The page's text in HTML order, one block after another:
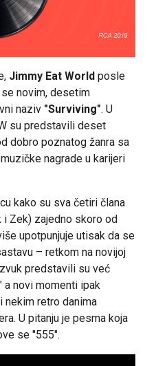
Jimmy Eat World posle
novim, desetim
naziv "Surviving". U
su predstavili deset
dobro poznatog žanra sa
nagrade u karijeri
kako su sva četiri člana
i Zek) zajedno skoro od
upotpunjuje utisak da se
– retkom na novijoj
predstavili su već
a novi momenti ipak
nekim retro danima
U pitanju je pesma koja
se "555".